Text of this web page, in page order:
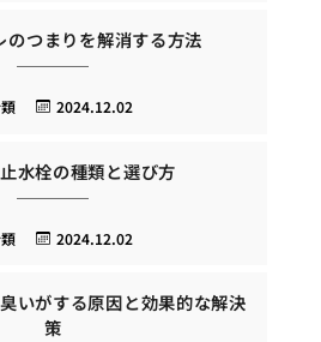
のつまりを解消する方法
2024.12.02
水栓の種類と選び方
2024.12.02
いがする原因と効果的な解決
策